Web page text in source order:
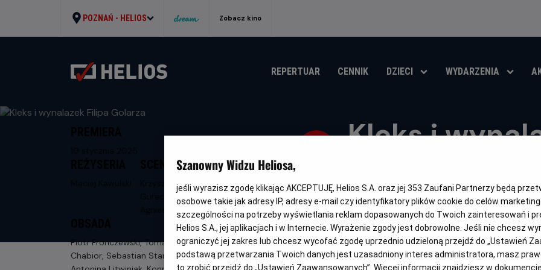
POZNAŃ - HELIOS Zobacz kino
REPERTUAR CENNIK DZIECI WYDARZENIA
Kleks i
Gatunek
Fantasy / Przygodowy / Familijny
Minimalny
wiek
Od 7 latCzas
trwania
116 min
Kraj
i
rok
OBSERWUJ
SCENARIUSZ
Krzysztof
Gureczny,
Piotr Fronczewski, Tomasz Kot, Janusz
Chabior, Sebastian Stankiewicz,
Szanowny Widzu Heliosa,
jeśli wyrazisz zgodę klikając AKCEPTUJĘ, Helios S.A. oraz jej 353 Zaufani Partnerzy będą
osobowe takie jak adresy IP, adresy e-mail czy identyfikatory plików cookie do celów
szczególności na potrzeby wyświetlania reklam dopasowanych do Twoich zainteresowań i
Helios S.A., jej aplikacjach i w Internecie. Wyrażenie zgody jest dobrowolne. Jeśli nie chcesz
ograniczyć jej zakres lub chcesz wycofać zgodę uprzednio udzieloną przejdź do „Ustawień
podstawą przetwarzania Twoich danych jest uzasadniony interes administratora, masz
to zrobić przejdź do „Ustawień Zaawansowanych”. Więcej informacji znajdziesz w dokumencie